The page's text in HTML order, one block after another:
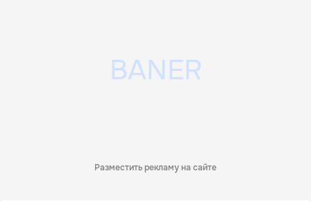
Разместить рекламу на сайте